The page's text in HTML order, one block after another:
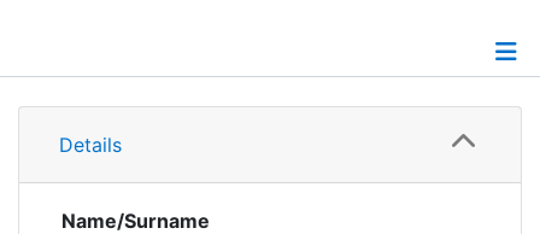
Details
Details
Name/Surname